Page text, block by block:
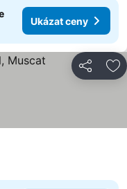
Ukázat ceny
Sdílet